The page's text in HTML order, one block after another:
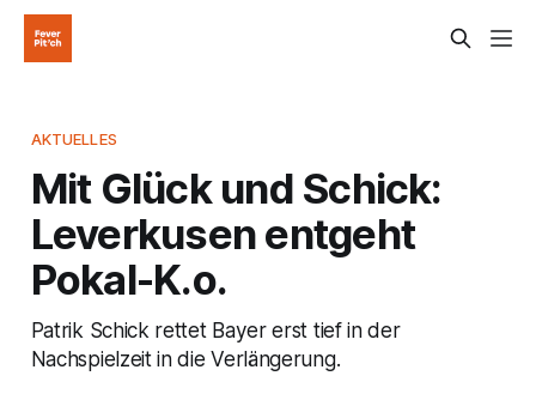
AKTUELLES
Mit Glück und Schick:
Leverkusen entgeht
Pokal-K.o.
Patrik Schick rettet Bayer erst tief in der
Nachspielzeit in die Verlängerung.